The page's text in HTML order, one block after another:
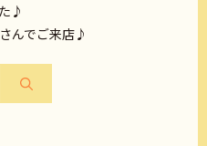
♪
んでご来店♪